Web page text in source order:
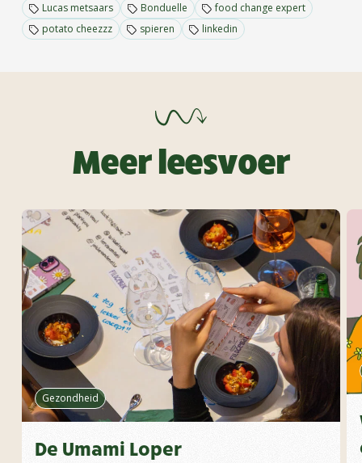
Lucas metsaars
Bonduelle
food change expert
potato cheezzz
spieren linkedin
Meer leesvoer
Gezondheid
De Umami Loper